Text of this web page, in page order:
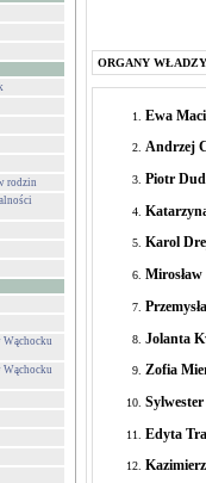
rodzin
Wąchocku
Wąchocku
ORGANY WŁADZY
Ewa
Andrzej
Piotr
Karol
Mirosław
Jolanta
Zofia
Edyta